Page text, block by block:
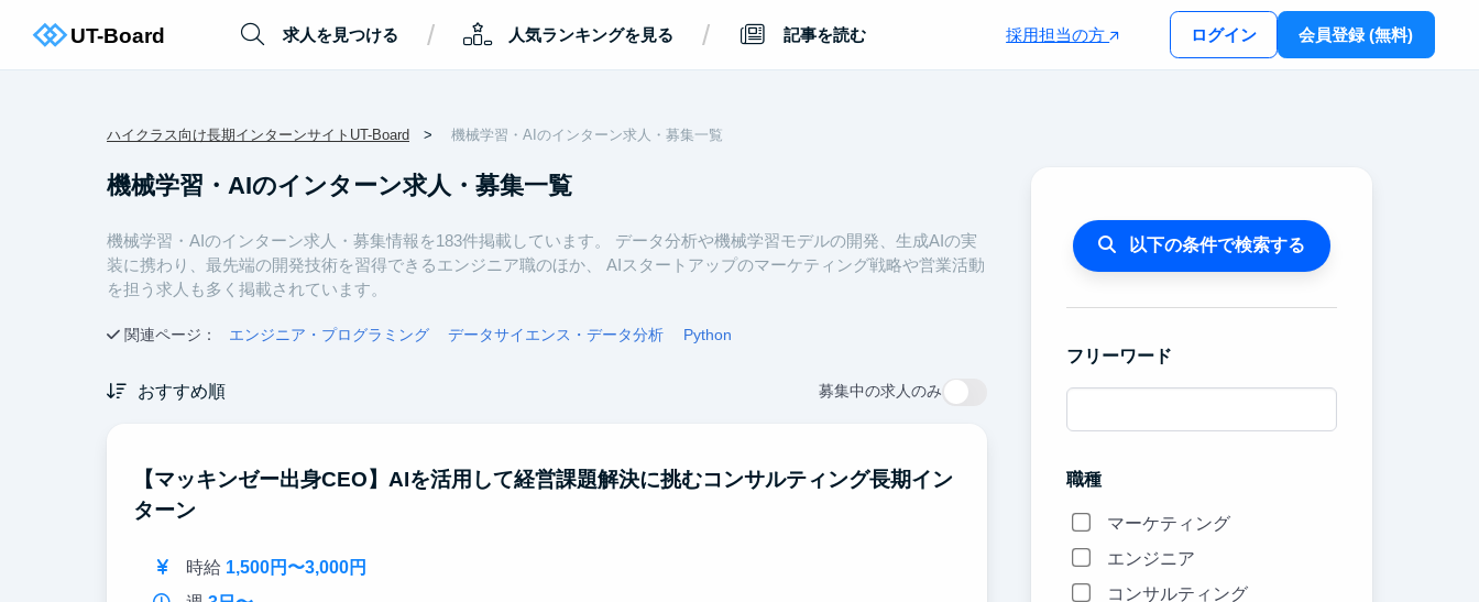
求人を見つける / 人気ランキングを見る / 記事を読む 採用担当の方 ログイン 会員登録 (無料)
ハイクラス向け長期インターンサイトUT-Board 機械学習・AIのインターン求人・募集一覧
機械学習・AIのインターン求人・募集一覧
機械学習・AIのインターン求人・募集情報を183件掲載しています。 データ分析や機械学習モデルの開発、生成AIの実
装に携わり、最先端の開発技術を習得できるエンジニア職のほか、 AIスタートアップのマーケティング戦略や営業活動
を担う求人も多く掲載されています。
関連ページ： エンジニア・プログラミング データサイエンス・データ分析 Python
おすすめ順 募集中の求人のみ
【マッキンゼー出身CEO】AIを活用して経営課題解決に挑むコンサルティング長期イン
ターン
時給 1,500円〜3,000円
以下の条件で検索する
フリーワード
職種
マーケティング
エンジニア
コンサルティング